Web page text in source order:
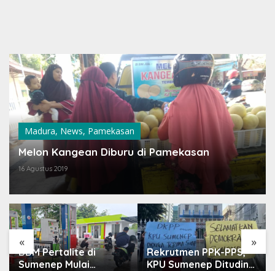
Madura, News, Pamekasan
Melon Kangean Diburu di Pamekasan
16 Agustus 2019
« »
BBM Pertalite di
Sumenep Mulai
Rekrutmen PPK-PPS,
KPU Sumenep Dituding